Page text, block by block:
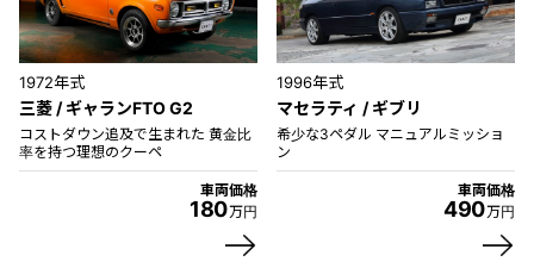
1972年式
三菱 / ギャランFTO G2
コストダウン追及で生まれた 黄金比
率を持つ理想のクーペ
車両価格
180万円
1996年式
マセラティ / ギブリ
希少な3ペダル マニュアルミッショ
ン
車両価格
490万円